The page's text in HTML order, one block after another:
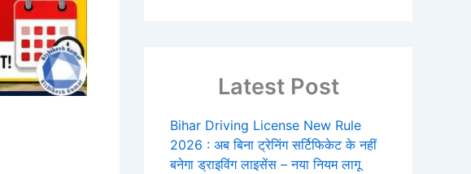
Latest Post
Bihar Driving License New Rule
2026 : अब बिना ट्रेनिंग सर्टिफिकेट के नहीं
बनेगा ड्राइविंग लाइसेंस – नया नियम लागू